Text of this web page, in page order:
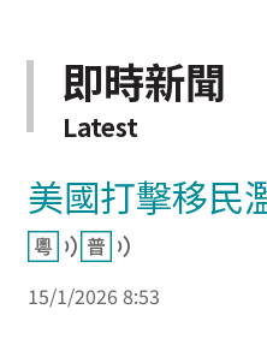
即時新聞
Latest
美國打擊移民
15/1/2026 8:53